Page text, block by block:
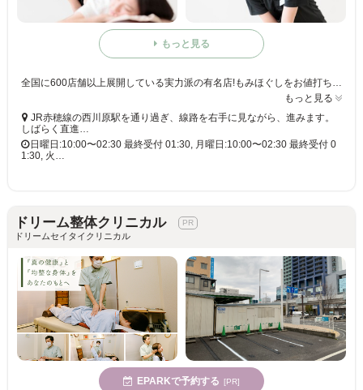
もっと見る
もっと見る
JR赤穂線の西川原駅を通り過ぎ、線路を右手に見ながら、進みます。
しばらく直進…
日曜日:10:00〜02:30 最終受付 01:30, 月曜日:10:00〜02:30 最終受付 0
1:30, 火…
ドリーム整体クリニカル
ドリームセイタイクリニカル
EPARKで予約する [PR]